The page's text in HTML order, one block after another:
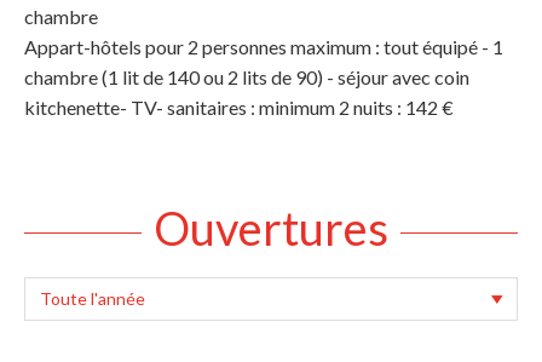
chambre
Appart-hôtels pour 2 personnes maximum : tout équipé - 1
chambre (1 lit de 140 ou 2 lits de 90) - séjour avec coin
kitchenette- TV- sanitaires : minimum 2 nuits : 142 €
Ouvertures